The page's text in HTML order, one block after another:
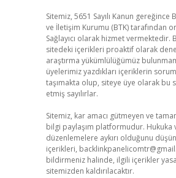
Sitemiz, 5651 Sayılı Kanun
ve İletişim Kurumu (BTK) tarafından
Sağlayıcı olarak hizmet vermektedir.
sitedeki içerikleri proaktif olarak
araştırma yükümlülüğümüz
üyelerimiz yazdıkları içeriklerin
taşımakta olup, siteye üye olarak bu
etmiş sayılırlar.
Sitemiz, kar amacı gütmeyen ve
bilgi paylaşım platformudur. Hukuka
düzenlemelere aykırı olduğunu
içerikleri,
bildirmeniz halinde, ilgili içerikler
sitemizden kaldırılacaktır.